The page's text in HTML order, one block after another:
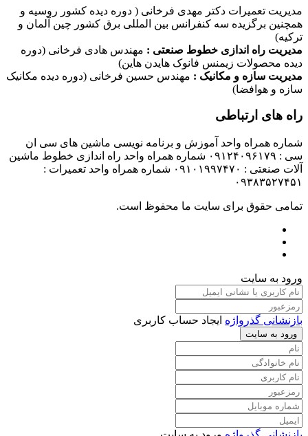
مدیریت تعمیرات دکتر مهدی فرخانی ( دوره دیده کشور روسیه و
همچنین برگزیده سه کنفرانس بین المللی برق کشور چین آلمان و
ترکیه)
مدیریت راه اندازی خطوط صنعتی : مهندس هادی فرخانی (دوره
دیده محصولات زیمنس فانوک هایدن هاین)
مدیریت سازه و مکانیک : مهندس حسین فرخانی (دوره دیده مکانیک
سازه و هوافضا)
راه های ارتباطی
شماره همراه واحد آموزش و برنامه نویسی ماشین های سی ان
سی : ۰۹۱۲۴۰۹۶۱۷۹ شماره همراه واحد راه اندازی خطوط ماشین
آلات صنعتی : ۰۹۱۰۱۹۹۷۴۷۰ شماره همراه واحد تعمیرات :
۰۹۳۸۳۵۲۷۴۵۱
تمامی حقوق برای سایت ما محفوظ است.
ورود به سایت
بازنشانی گذرواژه ایجاد حساب کاربری
ورود به سایت